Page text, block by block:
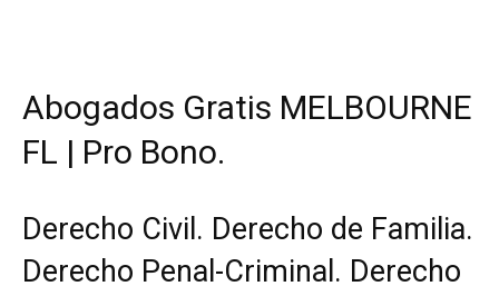
Abogados Gratis MELBOURNE
FL | Pro Bono.
Derecho Civil. Derecho de Familia.
Derecho Penal-Criminal. Derecho